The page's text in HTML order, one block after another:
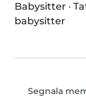
Babysitter ·
babysitter
Segnala